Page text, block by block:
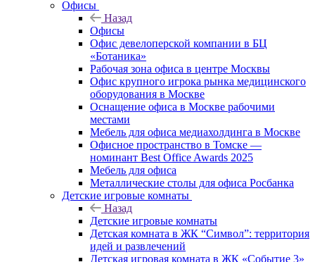
Офисы
Назад
Офисы
Офис девелоперской компании в БЦ
«Ботаника»
Рабочая зона офиса в центре Москвы
Офис крупного игрока рынка медицинского
оборудования в Москве
Оснащение офиса в Москве рабочими
местами
Мебель для офиса медиахолдинга в Москве
Офисное пространство в Томске —
номинант Best Office Awards 2025
Мебель для офиса
Металлические столы для офиса Росбанка
Детские игровые комнаты
Назад
Детские игровые комнаты
Детская комната в ЖК “Символ”: территория
идей и развлечений
Детская игровая комната в ЖК «Событие 3»